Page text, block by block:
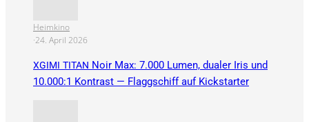
Heimkino
·24. April 2026
XGIMI TITAN Noir Max: 7.000 Lumen, dualer Iris und
10.000:1 Kontrast — Flaggschiff auf Kickstarter